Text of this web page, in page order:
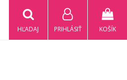
KOŠÍK
PRIHLÁSIŤ
HĽADAJ